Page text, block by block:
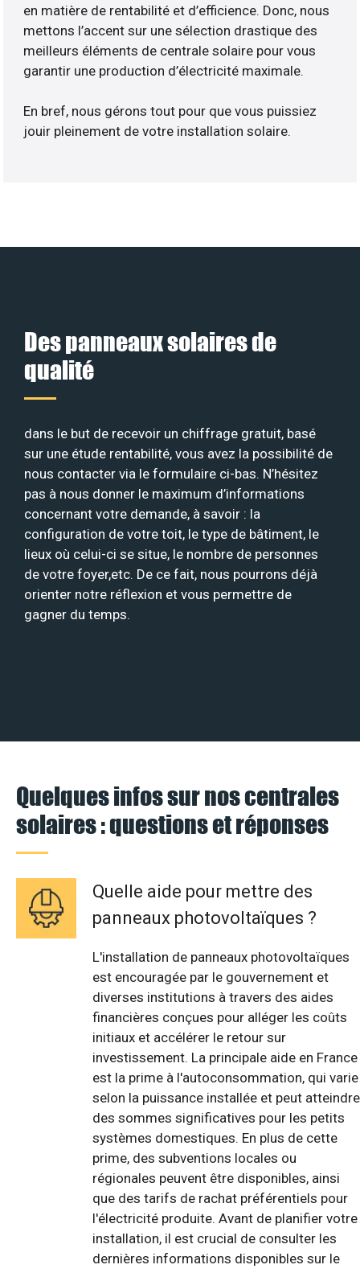
en matière de rentabilité et d’efficience. Donc, nous
mettons l’accent sur une sélection drastique des
meilleurs éléments de centrale solaire pour vous
garantir une production d’électricité maximale.
En bref, nous gérons tout pour que vous puissiez
jouir pleinement de votre installation solaire.
Des panneaux solaires de
qualité
dans le but de recevoir un chiffrage gratuit, basé
sur une étude rentabilité, vous avez la possibilité de
nous contacter via le formulaire ci-bas. N’hésitez
pas à nous donner le maximum d’informations
concernant votre demande, à savoir : la
configuration de votre toit, le type de bâtiment, le
lieux où celui-ci se situe, le nombre de personnes
de votre foyer,etc. De ce fait, nous pourrons déjà
orienter notre réflexion et vous permettre de
gagner du temps.
Quelques infos sur nos centrales
solaires : questions et réponses
Quelle aide pour mettre des
panneaux photovoltaïques ?
L'installation de panneaux photovoltaïques
est encouragée par le gouvernement et
diverses institutions à travers des aides
financières conçues pour alléger les coûts
initiaux et accélérer le retour sur
investissement. La principale aide en France
est la prime à l'autoconsommation, qui varie
selon la puissance installée et peut atteindre
des sommes significatives pour les petits
systèmes domestiques. En plus de cette
prime, des subventions locales ou
régionales peuvent être disponibles, ainsi
que des tarifs de rachat préférentiels pour
l'électricité produite. Avant de planifier votre
installation, il est crucial de consulter les
dernières informations disponibles sur le